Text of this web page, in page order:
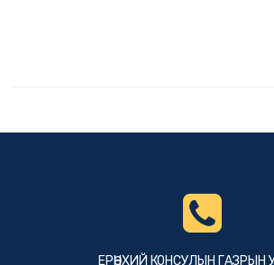
ЕРӨНХИЙ КОНСУЛЫН ГАЗРЫН